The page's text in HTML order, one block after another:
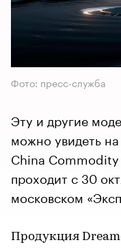
Фото: пресс-служба
Эту и другие
можно увидеть
China Commodity
проходит с 30
московском
Продукция